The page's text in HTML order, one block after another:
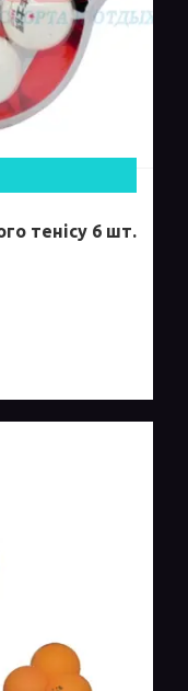
тенісу 6 шт.